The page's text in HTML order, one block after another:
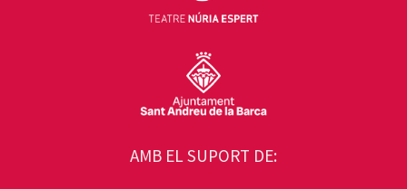
AMB EL SUPORT DE: